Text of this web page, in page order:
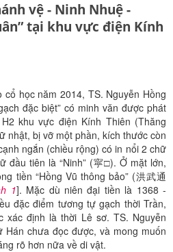
vệ - Ninh Nhuệ -
tại khu vực điện Kính
học năm 2014, TS. Nguyễn Hồng
đặc biệt” có minh văn được phát
khu vực điện Kính Thiên (Thăng
nhật, bị vỡ một phần, kích thước còn
ngắn (chiều rộng) có in nổi 2 chữ
đầu tiên là “Ninh” (寜□). Ở mặt lớn,
tiền “Hồng Vũ thông bảo” (洪武通
1]. Mặc dù niên đại tiền là 1368 -
đặc điểm tương tự gạch thời Trần,
xác định là thời Lê sơ. TS. Nguyễn
Hán chưa đọc được, và mong muốn
rõ hơn nữa về di vật.